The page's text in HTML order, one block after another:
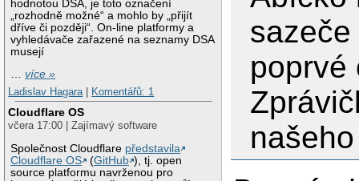
hodnotou DSA, je toto označení
„rozhodně možné“ a mohlo by „přijít
dříve či později“. On-line platformy a
vyhledávače zařazené na seznamy DSA
musejí
…více »
Ladislav Hagara
Komentářů: 1
Cloudflare OS
včera 17:00 | Zajímavý software
Společnost Cloudflare představila
Cloudflare OS
(GitHub ), tj. open
source platformu navrženou pro
poprvé